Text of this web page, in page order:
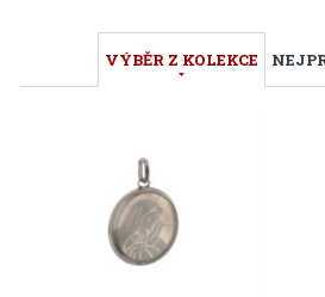
VÝBĚR Z KOLEKCE